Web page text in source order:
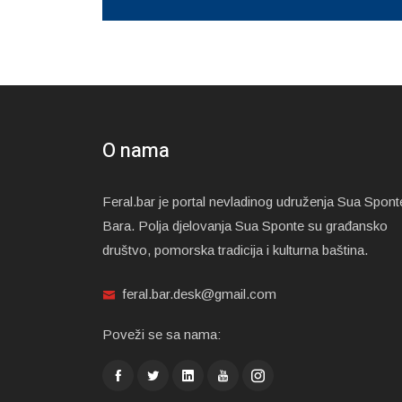
O nama
Feral.bar je portal nevladinog udruženja Sua
Bara. Polja djelovanja Sua Sponte su građansko
društvo, pomorska tradicija i kulturna baština.
feral.bar.desk@gmail.com
Poveži se sa nama: